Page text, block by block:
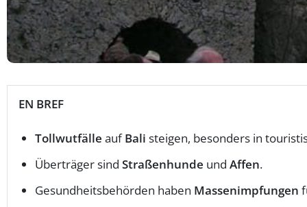
EN BREF
Tollwutfälle aufBali steigen, besonders in
Überträger sind Straßenhunde und Affen.
Gesundheitsbehörden haben Massenimpfungen